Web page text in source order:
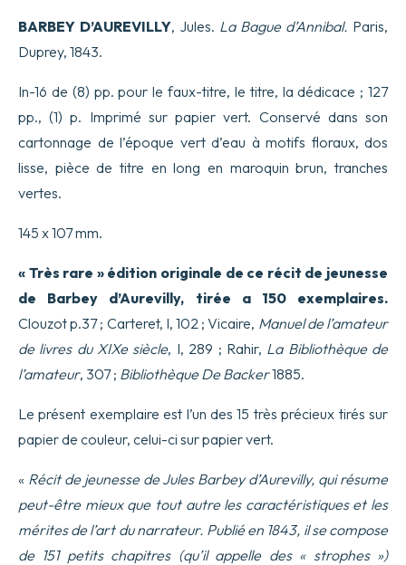
BARBEY D’AUREVILLY, Jules. La Bague d’Annibal. Paris,
Duprey, 1843.
In-16 de (8) pp. pour le faux-titre, le titre, la dédicace ; 127
pp., (1) p. Imprimé sur papier vert. Conservé dans son
cartonnage de l’époque vert d’eau à motifs floraux, dos
lisse, pièce de titre en long en maroquin brun, tranches
vertes.
145 x 107 mm.
« Très rare » édition originale de ce récit de jeunesse
de Barbey d’Aurevilly, tirée a 150 exemplaires.
Clouzot p.37 ; Carteret, I, 102 ; Vicaire, Manuel de l’amateur
de livres du XIXe siècle, I, 289 ; Rahir, La Bibliothèque de
l’amateur, 307 ; Bibliothèque De Backer1885.
Le présent exemplaire est l’un des 15 très précieux tirés sur
papier de couleur, celui-ci sur papier vert.
« Récit de jeunesse de Jules Barbey d’Aurevilly, qui résume
peut-être mieux que tout autre les caractéristiques et les
mérites de l’art du narrateur. Publié en 1843, il se compose
de 151 petits chapitres (qu’il appelle des « strophes »)